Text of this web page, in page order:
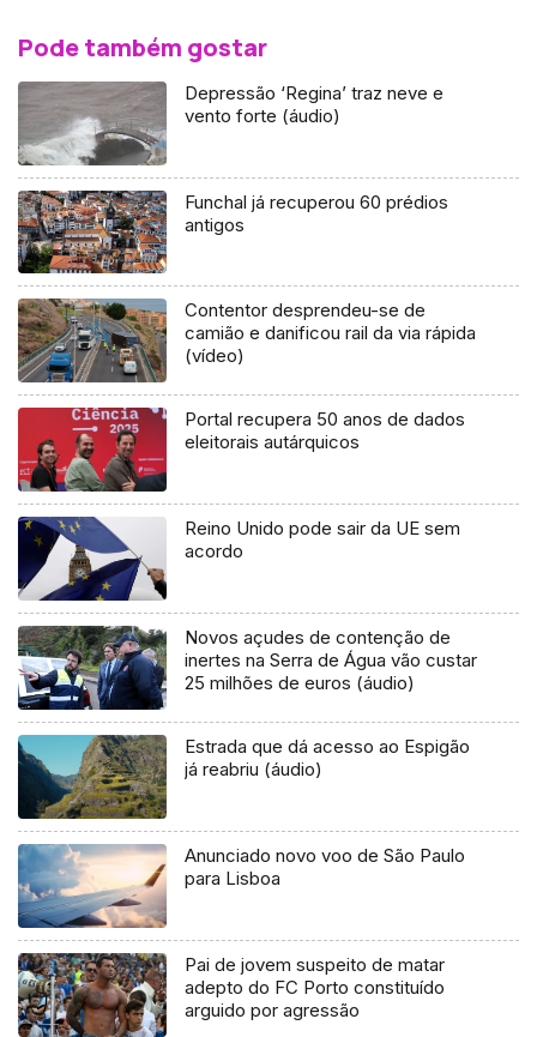
Pode também gostar
Depressão ‘Regina’ traz neve e
vento forte (áudio)
Funchal já recuperou 60 prédios
antigos
Contentor desprendeu-se de
camião e danificou rail da via rápida
(vídeo)
Portal recupera 50 anos de dados
eleitorais autárquicos
Reino Unido pode sair da UE sem
acordo
Novos açudes de contenção de
inertes na Serra de Água vão custar
25 milhões de euros (áudio)
Estrada que dá acesso ao Espigão
já reabriu (áudio)
Anunciado novo voo de São Paulo
para Lisboa
Pai de jovem suspeito de matar
adepto do FC Porto constituído
arguido por agressão